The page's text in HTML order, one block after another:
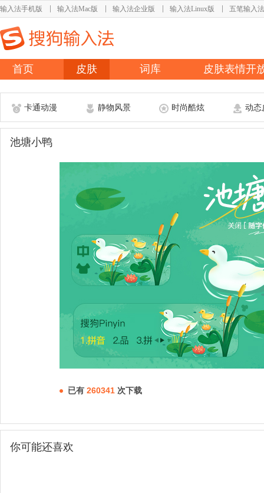
输入法手机版 输入法Mac版 输入法企业版 输入法Linux版 五笔输入法
首页 皮肤 词库 皮肤表情开
卡通动漫 静物风景 时尚酷炫 动态
池塘小鸭
已有 260341 次下载
你可能还喜欢